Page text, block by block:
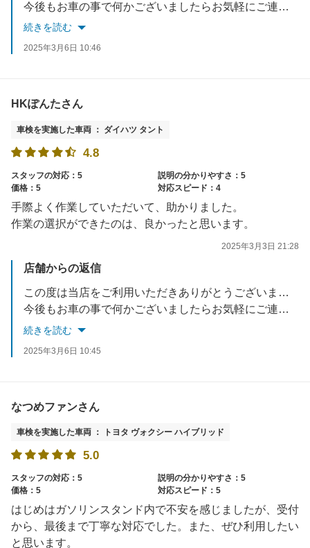
今後もお車の事で何かございましたらお気軽にご連絡下さいませ。
続きを読む
2025年3月6日 10:46
HKぽんたさん
車検を実施した車両 ： ダイハツ タント
4.8
スタッフの対応：5
説明の分かりやすさ：5
価格：5
対応スピード：4
手際よく作業していただいて、助かりました。
作業の選択ができたのは、良かったと思います。
2025年3月3日 21:28
店舗からの返信
この度は当店をご利用いただきありがとうございます。
今後もお車の事で何かございましたらお気軽にご連絡下さいませ。
続きを読む
2025年3月6日 10:45
なつめファンさん
車検を実施した車両 ： トヨタ ヴォクシー ハイブリッド
5.0
スタッフの対応：5
説明の分かりやすさ：5
価格：5
対応スピード：5
はじめはガソリンスタンド内で不安を感じましたが、受付
から、最後まで丁寧な対応でした。また、ぜひ利用したい
と思います。